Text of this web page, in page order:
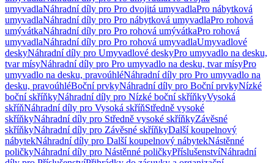
umyvadlaNáhradní díly pro Pro dvojitá umyvadlaPro nábytková
umyvadlaNáhradní díly pro Pro nábytková umyvadlaPro rohová
umývátkaNáhradní díly pro Pro rohová umývátkaPro rohová
umyvadlaNáhradní díly pro Pro rohová umyvadlaUmyvadlové
deskyNáhradní díly pro Umyvadlové deskyPro umyvadlo na desku,
tvar mísyNáhradní díly pro Pro umyvadlo na desku, tvar mísyPro
umyvadlo na desku, pravoúhléNáhradní díly pro Pro umyvadlo na
desku, pravoúhléBoční prvkyNáhradní díly pro Boční prvkyNízké
boční skříňkyNáhradní díly pro Nízké boční skříňkyVysoká
skříňNáhradní díly pro Vysoká skříňStředně vysoké
skříňkyNáhradní díly pro Středně vysoké skříňkyZávěsné
skříňkyNáhradní díly pro Závěsné skříňkyDalší koupelnový
nábytekNáhradní díly pro Další koupelnový nábytekNástěnné
poličkyNáhradní díly pro Nástěnné poličkyPříslušenstvíNáhradní